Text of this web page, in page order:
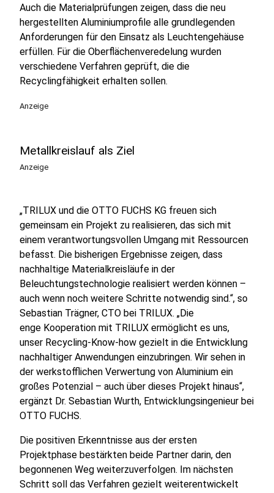
Auch die Materialprüfungen zeigen, dass die neu
hergestellten Aluminiumprofile alle grundlegenden
Anforderungen für den Einsatz als Leuchtengehäuse
erfüllen. Für die Oberflächenveredelung wurden
verschiedene Verfahren geprüft, die die
Recyclingfähigkeit erhalten sollen.
Anzeige
Metallkreislauf als Ziel
Anzeige
„TRILUX und die OTTO FUCHS KG freuen sich
gemeinsam ein Projekt zu realisieren, das sich mit
einem verantwortungsvollen Umgang mit Ressourcen
befasst. Die bisherigen Ergebnisse zeigen, dass
nachhaltige Materialkreisläufe in der
Beleuchtungstechnologie realisiert werden können –
auch wenn noch weitere Schritte notwendig sind.“, so
Sebastian Trägner, CTO bei TRILUX. „Die
enge Kooperation mit TRILUX ermöglicht es uns,
unser Recycling-Know-how gezielt in die Entwicklung
nachhaltiger Anwendungen einzubringen. Wir sehen in
der werkstofflichen Verwertung von Aluminium ein
großes Potenzial – auch über dieses Projekt hinaus“,
ergänzt Dr. Sebastian Wurth, Entwicklungsingenieur bei
OTTO FUCHS.
Die positiven Erkenntnisse aus der ersten
Projektphase bestärkten beide Partner darin, den
begonnenen Weg weiterzuverfolgen. Im nächsten
Schritt soll das Verfahren gezielt weiterentwickelt